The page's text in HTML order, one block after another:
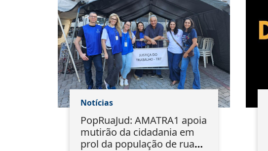
Notícias
PopRuaJud: AMATRA1 apoia
mutirão da cidadania em
prol da população de rua